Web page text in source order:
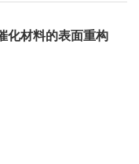
材料的表面重构